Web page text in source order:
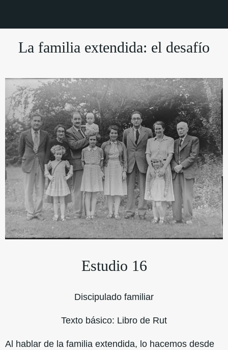
La familia extendida: el desafío
Estudio 16
Discipulado familiar
Texto básico: Libro de Rut
Al hablar de la familia extendida, lo hacemos desde